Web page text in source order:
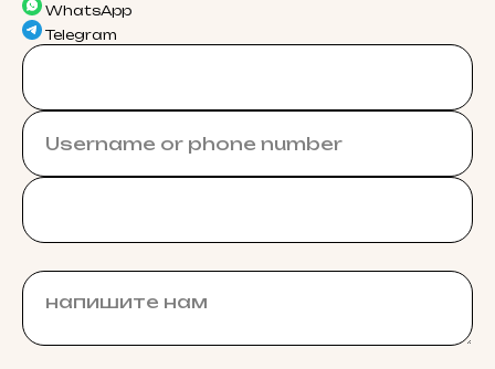
WhatsApp
Telegram